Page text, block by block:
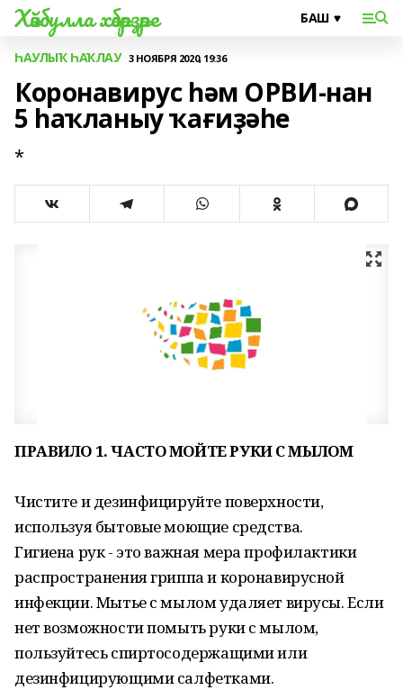
Хәйбулла хәбәрҙәре
ҺАУЛЫҠ ҺАҠЛАУ 3 НОЯБРЯ 2020, 19:36
Коронавирус һәм ОРВИ-нан
5 һаҡланыу ҡағиҙәһе
*
ПРАВИЛО 1. ЧАСТО МОЙТЕ РУКИ С МЫЛОМ
Чистите и дезинфицируйте поверхности,
используя бытовые моющие средства.
Гигиена рук - это важная мера профилактики
распространения гриппа и коронавирусной
инфекции. Мытье с мылом удаляет вирусы. Если
нет возможности помыть руки с мылом,
пользуйтесь спиртосодержащими или
дезинфицирующими салфетками.